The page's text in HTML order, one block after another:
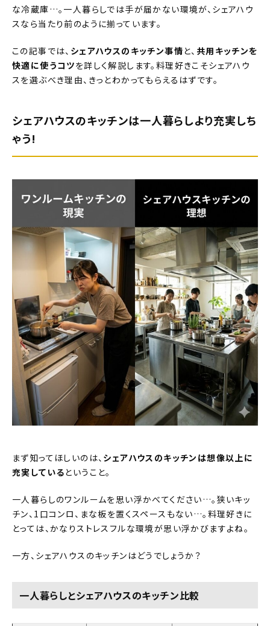
な冷蔵庫…。一人暮らしでは手が届かない環境が、シェアハウ
スなら当たり前のように揃っています。
この記事では、 シェアハウスのキッチン事情と、 共用キッチンを
快適に使うコツを詳しく解説します。料理好きこそシェアハウ
スを選ぶべき理由、きっとわかってもらえるはずです。
シェアハウスのキッチンは一人暮らしより充実しち
ゃう!
まず知ってほしいのは、 シェアハウスのキッチンは想像以上に
充実しているということ。
一人暮らしのワンルームを思い浮かべてください…。狭いキッ
チン、1口コンロ、まな板を置くスペースもない…。料理好きに
とっては、かなりストレスフルな環境が思い浮かびますよね。
一方、シェアハウスのキッチンはどうでしょうか？
一人暮らしとシェアハウスのキッチン比較